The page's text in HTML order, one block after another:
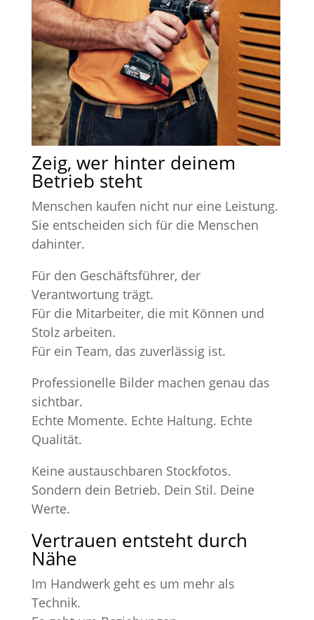
Zeig, wer hinter deinem
Betrieb steht
Menschen kaufen nicht nur eine Leistung.
Sie entscheiden sich für die Menschen
dahinter.
Für den Geschäftsführer, der
Verantwortung trägt.
Für die Mitarbeiter, die mit Können und
Stolz arbeiten.
Für ein Team, das zuverlässig ist.
Professionelle Bilder machen genau das
sichtbar.
Echte Momente. Echte Haltung. Echte
Qualität.
Keine austauschbaren Stockfotos.
Sondern dein Betrieb. Dein Stil. Deine
Werte.
Vertrauen entsteht durch
Nähe
Im Handwerk geht es um mehr als
Technik.